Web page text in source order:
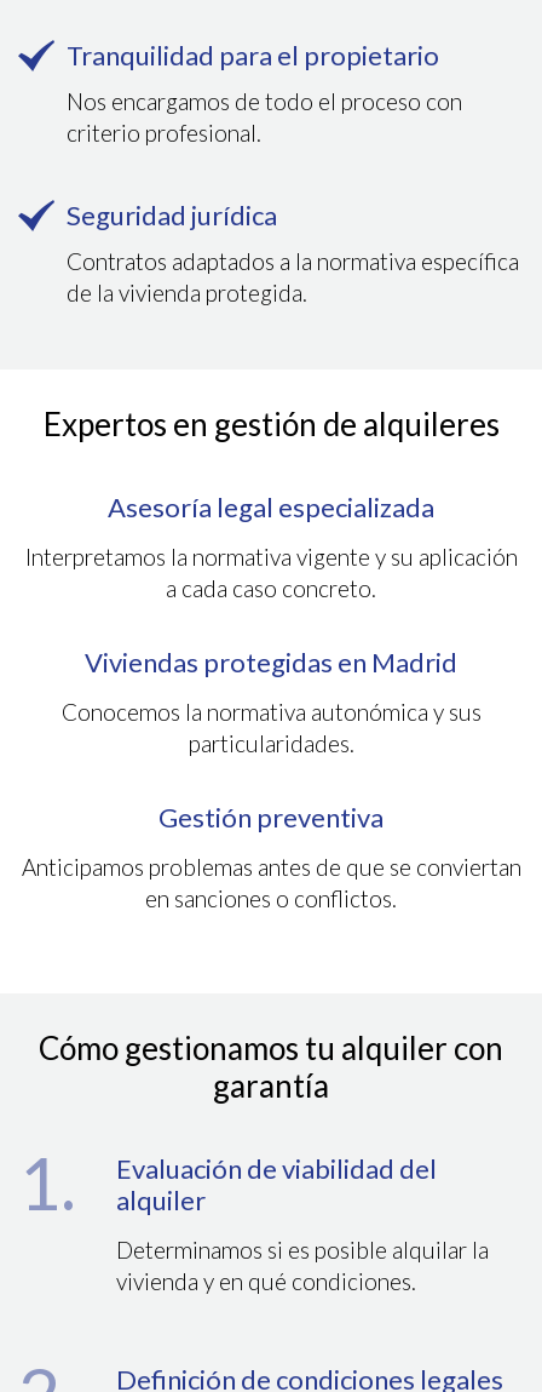
Tranquilidad para el propietario
Nos encargamos de todo el proceso con
criterio profesional.
Seguridad jurídica
Contratos adaptados a la normativa específica
de la vivienda protegida.
Expertos en gestión de alquileres
Asesoría legal especializada
Interpretamos la normativa vigente y su aplicación
a cada caso concreto.
Viviendas protegidas en Madrid
Conocemos la normativa autonómica y sus
particularidades.
Gestión preventiva
Anticipamos problemas antes de que se conviertan
en sanciones o conflictos.
Cómo gestionamos tu alquiler con
garantía
1.
Evaluación de viabilidad del
alquiler
Determinamos si es posible alquilar la
vivienda y en qué condiciones.
Definición de condiciones legales